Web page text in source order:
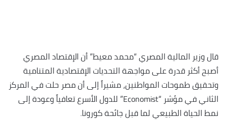
قال وزير المالية المصري “محمد معيط” أن الإقتصاد المصري
أصبح أكثر قدرة على مواجهة التحديات الإقتصادية المتنامية
وتحقيق طموحات المواطنين، مشيراً إلى أن مصر حلت في المركز
الثاني في مؤشر “Economist” للدول الأسرع تعافياً وعودة إلى
نمط الحياة الطبيعي لما قبل جائحة كورونا.